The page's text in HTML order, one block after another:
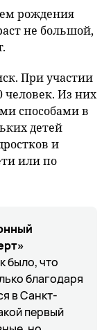
рождения
не большой,
При участии
Из них
способами в
детей
и
или по
было, что
благодаря
в Санкт-
первый